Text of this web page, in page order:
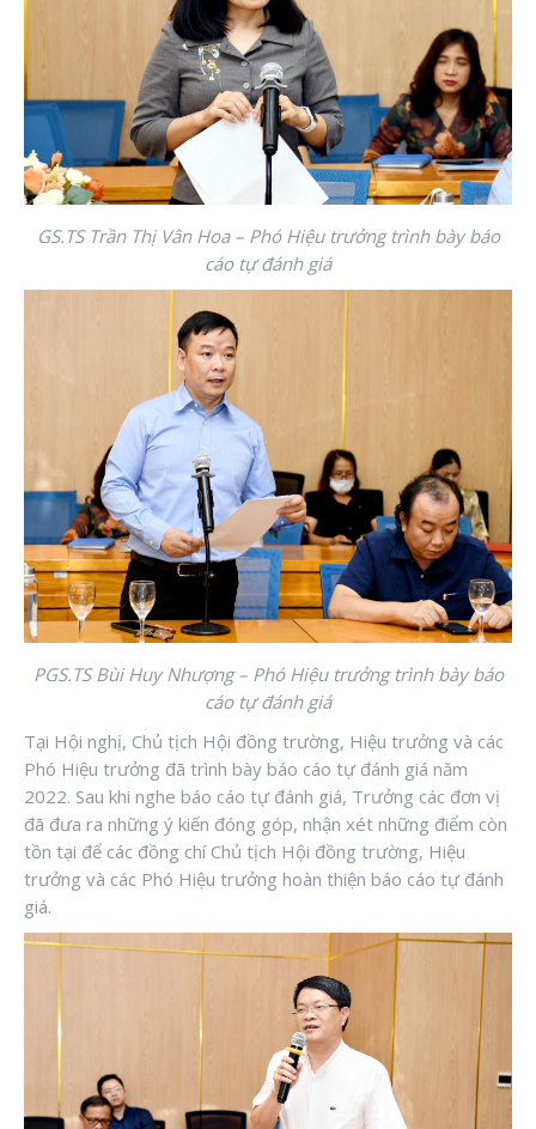
GS.TS Trần Thị Vân Hoa – Phó Hiệu trưởng trình bày báo
cáo tự đánh giá
PGS.TS Bùi Huy Nhượng – Phó Hiệu trưởng trình bày báo
cáo tự đánh giá
Tại Hội nghị, Chủ tịch Hội đồng trường, Hiệu trưởng và các
Phó Hiệu trưởng đã trình bày báo cáo tự đánh giá năm
2022. Sau khi nghe báo cáo tự đánh giá, Trưởng các đơn vị
đã đưa ra những ý kiến đóng góp, nhận xét những điểm còn
tồn tại để các đồng chí Chủ tịch Hội đồng trường, Hiệu
trưởng và các Phó Hiệu trưởng hoàn thiện báo cáo tự đánh
giá.